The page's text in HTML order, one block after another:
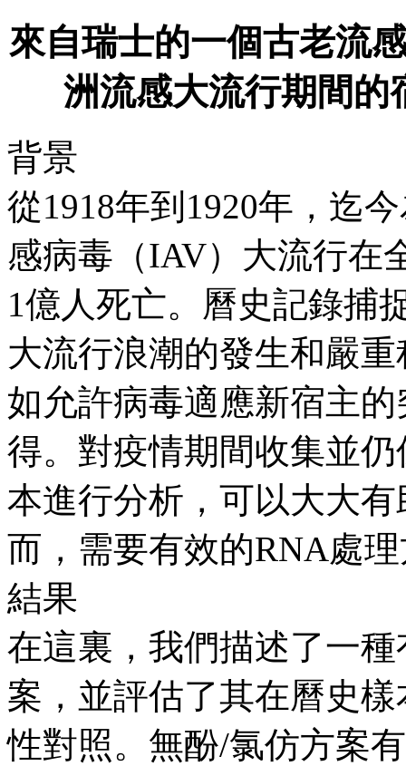
來自瑞士的一個古老流
洲流感大流行期間的
背景
從1918年到1920年，迄
感病毒（IAV）大流行在
1億人死亡。曆史記錄捕
大流行浪潮的發生和嚴
如允許病毒適應新宿主
得。對疫情期間收集並
本進行分析，可以大大
而，需要有效的RNA處
結果
在這裏，我們描述了一
案，並評估了其在曆史
性對照。無酚/氯仿方案